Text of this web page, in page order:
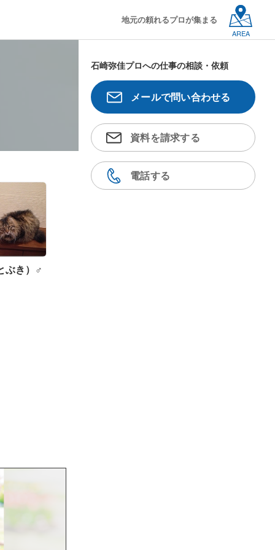
地元の頼れるプロが集まる
AREA
ぶき）♂
石崎弥佳プロへの仕事の相談・依頼
メールで問い合わせる
資料を請求する
電話する